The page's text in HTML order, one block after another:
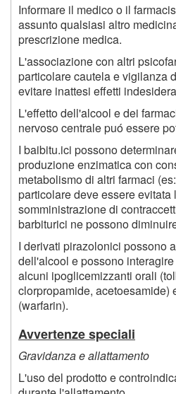
Informare il medico o il
assunto qualsiasi altro
prescrizione medica.
L'associazione con altri
particolare cautela e vigilanza
evitare inattesi effetti
L'effetto dell'alcool e dei
nervoso centrale puó essere
I baibitu.ici possono
produzione enzimatica con
metabolismo di altri farmaci
particolare deve essere evitata
somministrazione di
barbiturici ne possono
I derivati pirazolonici possono
dell'alcool e possono
alcuni ipoglicemizzanti orali
clorpropamide, acetoesamide)
(warfarin).
Avvertenze speciali
Gravidanza e allattamento
L'uso del prodotto e